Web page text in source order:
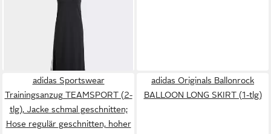
Maxikleid ESSENTIALS 3-
STREIFEN LONG
RACERBACK KLEID (1-tlg)
UVP 45,00 €
adidas Sportswear
Trainingsanzug TEAMSPORT (2-
tlg), Jacke schmal geschnitten;
Hose regulär geschnitten, hoher
adidas Originals Ballonrock
BALLOON LONG SKIRT (1-tlg)